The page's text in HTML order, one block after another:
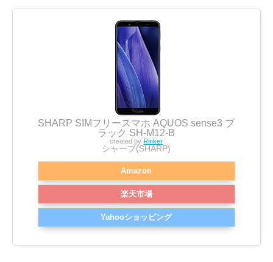
SHARP SIMフリースマホ AQUOS sense3 ブ
ラック SH-M12-B
created byRinker
シャープ(SHARP)
Amazon
楽天市場
Yahooショッピング